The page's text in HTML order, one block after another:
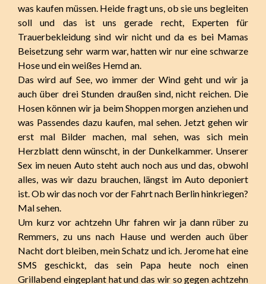
was kaufen müssen. Heide fragt uns, ob sie uns begleiten
soll und das ist uns gerade recht, Experten für
Trauerbekleidung sind wir nicht und da es bei Mamas
Beisetzung sehr warm war, hatten wir nur eine schwarze
Hose und ein weißes Hemd an.
Das wird auf See, wo immer der Wind geht und wir ja
auch über drei Stunden draußen sind, nicht reichen. Die
Hosen können wir ja beim Shoppen morgen anziehen und
was Passendes dazu kaufen, mal sehen. Jetzt gehen wir
erst mal Bilder machen, mal sehen, was sich mein
Herzblatt denn wünscht, in der Dunkelkammer. Unserer
Sex im neuen Auto steht auch noch aus und das, obwohl
alles, was wir dazu brauchen, längst im Auto deponiert
ist. Ob wir das noch vor der Fahrt nach Berlin hinkriegen?
Mal sehen.
Um kurz vor achtzehn Uhr fahren wir ja dann rüber zu
Remmers, zu uns nach Hause und werden auch über
Nacht dort bleiben, mein Schatz und ich. Jerome hat eine
SMS geschickt, das sein Papa heute noch einen
Grillabend eingeplant hat und das wir so gegen achtzehn